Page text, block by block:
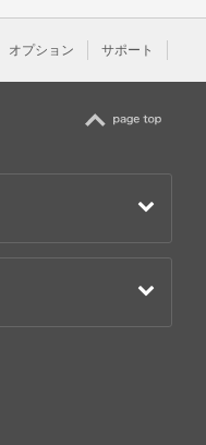
オプション サポート